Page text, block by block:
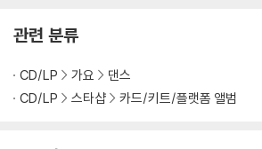
관련 분류
CD/LP 가요
댄스
CD/LP
스타샵 카드/키트/플랫폼 앨범